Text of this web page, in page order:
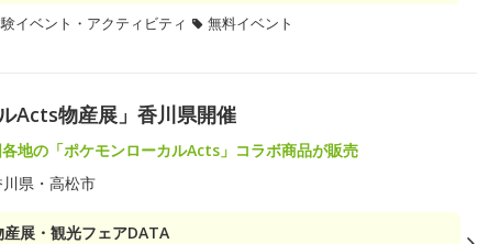
イベント・アクティビティ 無料イベント
Acts物産展」香川県開催
地の「ポケモンローカルActs」コラボ商品が販売
県・高松市
産展・観光フェアDATA